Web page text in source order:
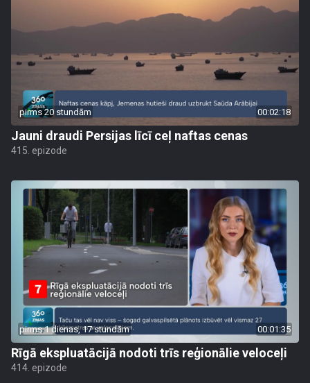
pirms 20 stundām 00:02:18
Jauni draudi Persijas līcī ceļ naftas cenas
415. epizode
pirms 1 dienas, 17 stundām 00:01:35
Rīgā ekspluatācijā nodoti trīs reģionālie veloceļi
414. epizode